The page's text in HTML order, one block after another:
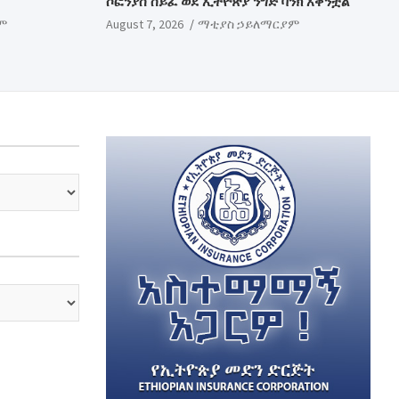
August 7, 2026 ማቲያስ ኃይለማርያም